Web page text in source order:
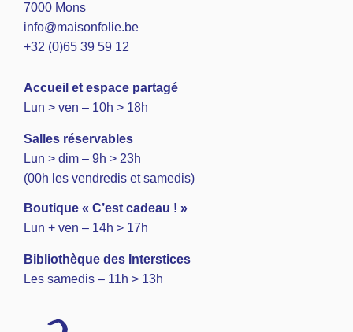
7000 Mons
info@maisonfolie.be
+32 (0)65 39 59 12
Accueil et espace partagé
Lun > ven – 10h > 18h
Salles réservables
Lun > dim – 9h > 23h
(00h les vendredis et samedis)
Boutique « C’est cadeau ! »
Lun + ven – 14h > 17h
Bibliothèque des Interstices
Les samedis – 11h > 13h